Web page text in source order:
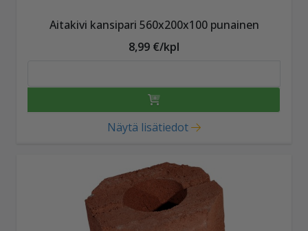
Aitakivi kansipari 560x200x100 punainen
8,99 €/kpl
Näytä lisätiedot